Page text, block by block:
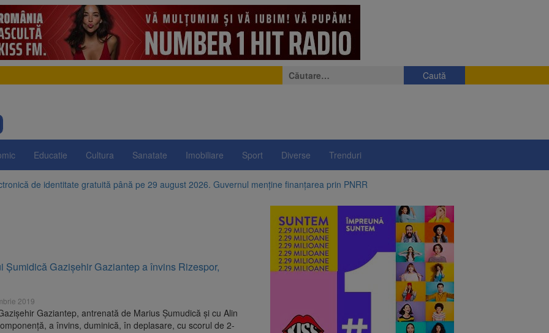
Caută
după:
Educatie Cultura Sanatate Imobiliare Sport Diverse Trenduri
de identitate gratuită până pe 29 august 2026. Guvernul menține finanțarea prin PNRR
istorice din Șcheii Brașovului vor fi restaurate. Contractul de finanțare a fost semnat
a doborât propriul record mondial. Betty Bromage a zburat din nou pe aripa unui avion
examenul de medic specialist. Subiecte unice în toată țara, aceeași oră și același barem
regulile pentru capsulele de cafea și ambalajele de unică folosință. Noul regulament UE se
Șumidică Gazişehir Gaziantep a învins Rizespor,
2019
Gaziantep, antrenată de Marius Şumudică şi cu Alin
a învins, duminică, în deplasare, cu scorul de 2-